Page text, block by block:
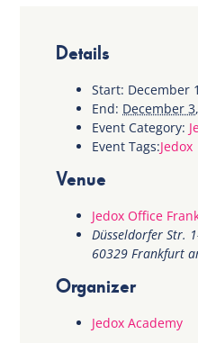
Details
Start: December
End: December
Event Category:
Event Tags:Jedox
Venue
Jedox Office
Düsseldorfer Str.
60329 Frankfurt
Organizer
Jedox Academy